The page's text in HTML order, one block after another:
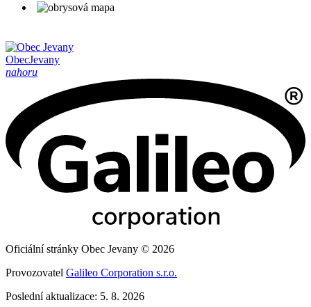
ObecJevany
nahoru
Oficiální stránky Obec Jevany © 2026
Provozovatel Galileo Corporation s.r.o.
Poslední aktualizace: 5. 8. 2026